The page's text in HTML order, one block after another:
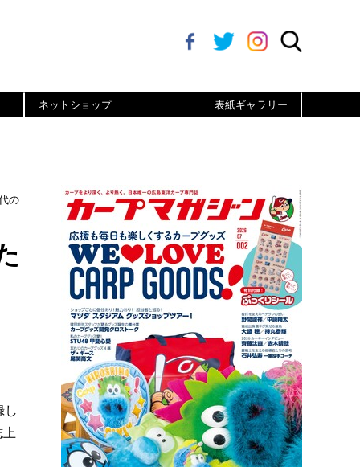
ネットショップ 表紙ギャラリー
の
し
上